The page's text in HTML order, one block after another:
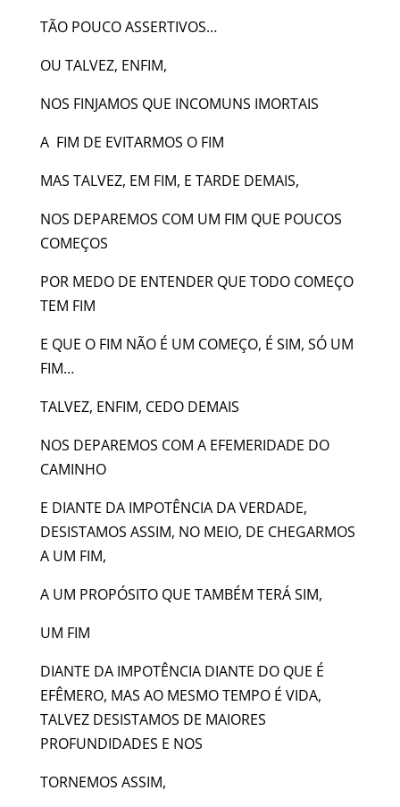
TÃO POUCO ASSERTIVOS…
OU TALVEZ, ENFIM,
NOS FINJAMOS QUE INCOMUNS IMORTAIS
A FIM DE EVITARMOS O FIM
MAS TALVEZ, EM FIM, E TARDE DEMAIS,
NOS DEPAREMOS COM UM FIM QUE POUCOS
COMEÇOS
POR MEDO DE ENTENDER QUE TODO COMEÇO
TEM FIM
E QUE O FIM NÃO É UM COMEÇO, É SIM, SÓ UM
FIM…
TALVEZ, ENFIM, CEDO DEMAIS
NOS DEPAREMOS COM A EFEMERIDADE DO
CAMINHO
E DIANTE DA IMPOTÊNCIA DA VERDADE,
DESISTAMOS ASSIM, NO MEIO, DE CHEGARMOS
A UM FIM,
A UM PROPÓSITO QUE TAMBÉM TERÁ SIM,
UM FIM
DIANTE DA IMPOTÊNCIA DIANTE DO QUE É
EFÊMERO, MAS AO MESMO TEMPO É VIDA,
TALVEZ DESISTAMOS DE MAIORES
PROFUNDIDADES E NOS
TORNEMOS ASSIM,